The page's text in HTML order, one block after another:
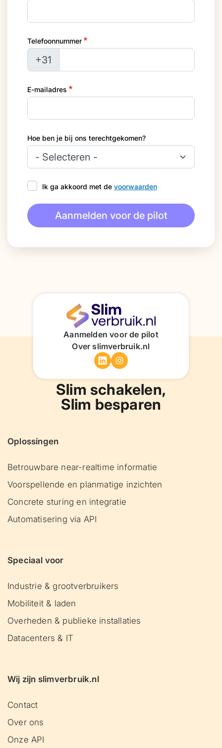
Telefoonnummer
+31
E-mailadres
Hoe ben je bij ons terechtgekomen?
Ik ga akkoord met de voorwaarden
Aanmelden voor de pilot
Over slimverbruik.nl
Slim schakelen,
Slim besparen
Oplossingen
Betrouwbare near-realtime informatie
Voorspellende en planmatige inzichten
Concrete sturing en integratie
Automatisering via API
Speciaal voor
Industrie & grootverbruikers
Mobiliteit & laden
Overheden & publieke installaties
Datacenters & IT
Wij zijn slimverbruik.nl
Contact
Over ons
Onze API